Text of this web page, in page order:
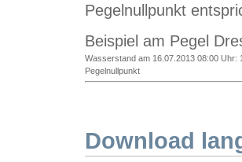
Pegelnullpunkt
Beispiel am Pegel
Wasserstand am 16.07.2013 08:00 Uhr:
Pegelnullpunkt
Download